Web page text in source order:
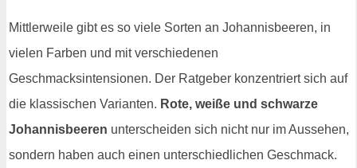
Mittlerweile gibt es so viele Sorten an Johannisbeeren, in
vielen Farben und mit verschiedenen
Geschmacksintensionen. Der Ratgeber konzentriert sich auf
die klassischen Varianten. Rote, weiße und schwarze
Johannisbeeren unterscheiden sich nicht nur im Aussehen,
sondern haben auch einen unterschiedlichen Geschmack.